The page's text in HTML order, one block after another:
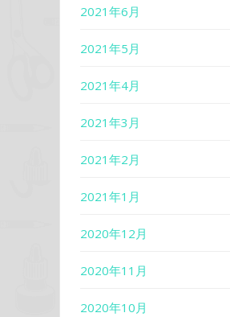
2021年6月
2021年5月
2021年4月
2021年3月
2021年2月
2021年1月
2020年12月
2020年11月
2020年10月